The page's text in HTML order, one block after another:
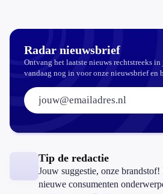
Radar nieuwsbrief
Ontvang het laatste nieuws rechtstreeks
vandaag nog in voor onze nieuwsbrief
E-mailadres:
Tip de redactie
Jouw suggestie, onze
nieuwe consumenten